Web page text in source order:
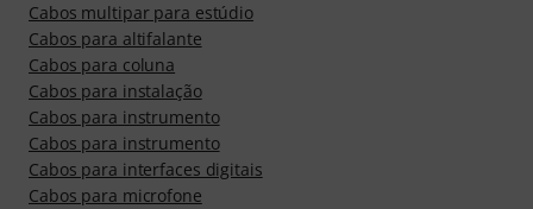
Cabos multipar para estúdio
Cabos para altifalante
Cabos para coluna
Cabos para instalação
Cabos para instrumento
Cabos para instrumento
Cabos para interfaces digitais
Cabos para microfone